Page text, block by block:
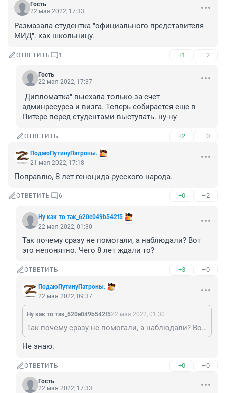
Гость
22 мая 2022, 17:33
Размазала студентка "официального представителя
МИД". как школьницу.
ОТВЕТИТЬ 1 +1 –2
Гость
22 мая 2022, 17:37
"Дипломатка" выехала только за счет
админресурса и визга. Теперь собирается еще в
Питере перед студентами выступать. ну-ну
ОТВЕТИТЬ +2 –0
ПодаюПутинуПатроны.
21 мая 2022, 17:18
Поправлю, 8 лет геноцида русского народа.
ОТВЕТИТЬ 6 +0 –2
Ну как то так_620e049b542f5
22 мая 2022, 01:30
Так почему сразу не помогали, а наблюдали? Вот
это непонятно. Чего 8 лет ждали то?
ОТВЕТИТЬ +3 –0
ПодаюПутинуПатроны.
22 мая 2022, 09:37
Ну как то так_620e049b542f522 мая 2022, 01:30
Так почему сразу не помогали, а наблюдали? Вот это непонятно. Чего 8 лет ждали то?
Не знаю.
ОТВЕТИТЬ +0 –0
Гость
22 мая 2022, 17:33